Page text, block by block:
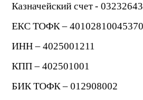
Казначейский счет -
ЕКС ТОФК –
ИНН – 4025001211
КПП – 402501001
БИК ТОФК – 012908002